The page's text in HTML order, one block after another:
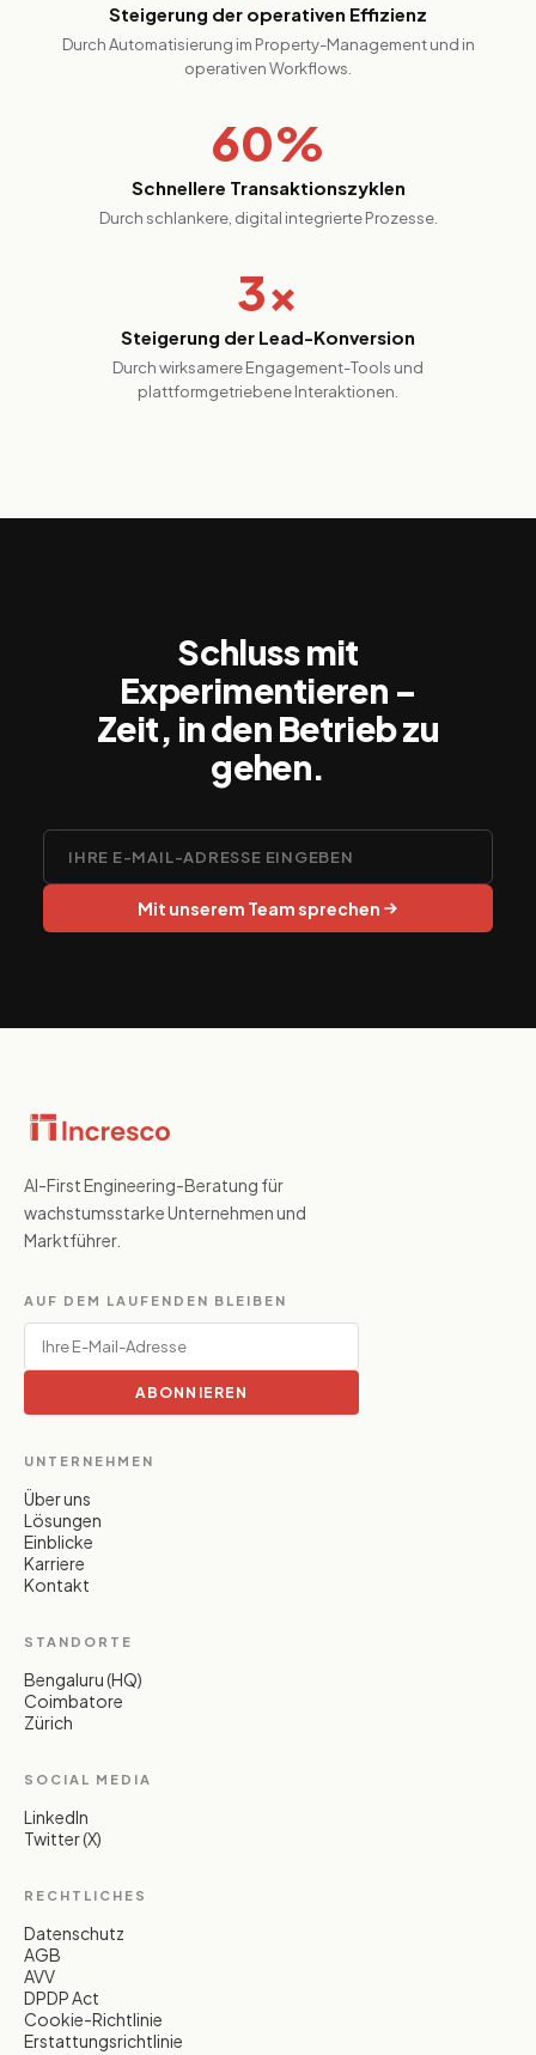
Steigerung der operativen Effizienz
Durch Automatisierung im Property-Management und in
operativen Workflows.
60%
Schnellere Transaktionszyklen
Durch schlankere, digital integrierte Prozesse.
3×
Steigerung der Lead-Konversion
Durch wirksamere Engagement-Tools und
plattformgetriebene Interaktionen.
Schluss mit
Experimentieren –
Zeit, in den Betrieb zu
gehen.
Mit unserem Team sprechen
AI-First Engineering-Beratung für
wachstumsstarke Unternehmen und
Marktführer.
AUF DEM LAUFENDEN BLEIBEN
ABONNIEREN
UNTERNEHMEN
Über uns
Lösungen
Einblicke
Karriere
Kontakt
STANDORTE
Bengaluru (HQ)
Coimbatore
Zürich
SOCIAL MEDIA
LinkedIn
Twitter (X)
RECHTLICHES
Datenschutz
AGB
AVV
DPDP Act
Cookie-Richtlinie
Erstattungsrichtlinie